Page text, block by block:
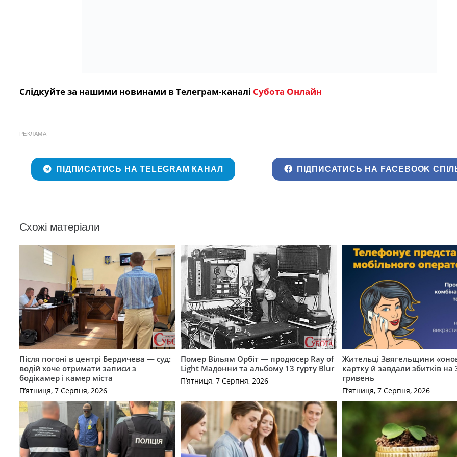
Слідкуйте за нашими новинами в Телеграм-каналі Субота Онлайн
РЕКЛАМА
ПІДПИСАТИСЬ НА TELEGRAM КАНАЛ ПІДПИСАТИСЬ НА FACEBOOK
Схожі матеріали
Після погоні в центрі Бердичева — суд:
водій хоче отримати записи з
бодікамер і камер міста
П’ятниця, 7 Серпня, 2026
Помер Вільям Орбіт — продюсер Ray of
Light Мадонни та альбому 13 гурту Blur
П’ятниця, 7 Серпня, 2026
Жительці Звягельщини
картку й завдали збитків на
гривень
П’ятниця, 7 Серпня, 2026